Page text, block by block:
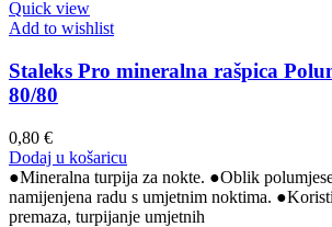
Quick view
Add to wishlist
Staleks Pro mineralna rašpica
80/80
0,80 €
Dodaj u košaricu
●Mineralna turpija za nokte. ●Oblik
namijenjena radu s umjetnim noktima.
premaza, turpijanje umjetnih